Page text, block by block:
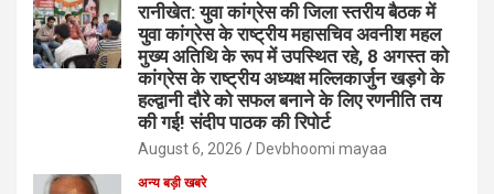
रानीखेत: युवा कांग्रेस की जिला स्तरीय बैठक में
युवा कांग्रेस के राष्ट्रीय महासचिव अवनीश महल
मुख्य अतिथि के रूप में उपस्थित रहे, 8 अगस्त को
कांग्रेस के राष्ट्रीय अध्यक्ष मल्लिकार्जुन खड़गे के
हल्द्वानी दौरे को सफल बनाने के लिए रणनीति तय
की गई! संदीप पाठक की रिपोर्ट
August 6, 2026 Devbhoomi mayaa
अन्य बड़ी खबरे